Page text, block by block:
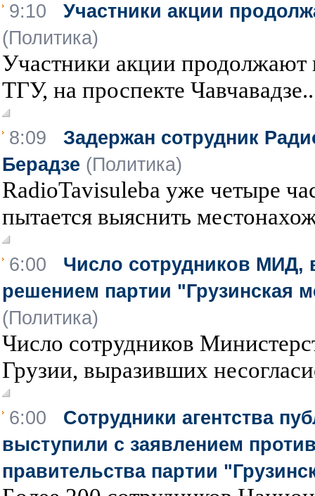
9:10 Участники акции
(Политика)
Участники акции продолжают
ТГУ, на проспекте
8:09 Задержан сотрудник
Берадзе (Политика)
RadioTavisuleba уже четыре
пытается выяснить
6:00 Число сотрудников МИД,
решением партии "Грузинская
(Политика)
Число сотрудников
Грузии, выразивших
6:00 Сотрудники агентства
выступили с заявлением
правительства партии